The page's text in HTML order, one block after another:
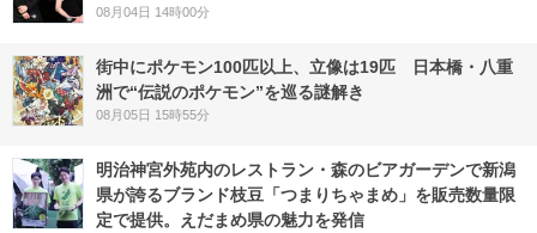
08月04日 14時00分
街中にポケモン100匹以上、立像は19匹 日本橋・八重
洲で“伝説のポケモン”を巡る謎解き
08月05日 15時55分
明治神宮外苑内のレストラン・森のビアガーデンで新潟
県が誇るブランド枝豆「つまりちゃまめ」を販売数量限
定で提供。えだまめ県の魅力を発信